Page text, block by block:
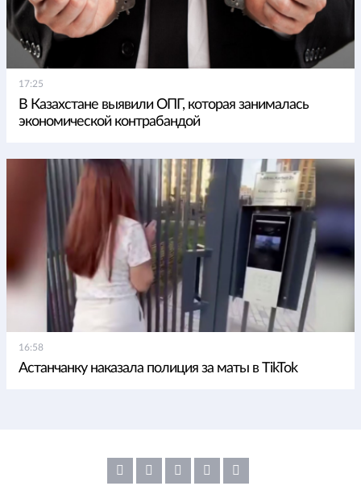
17:25
В Казахстане выявили ОПГ, которая занималась
экономической контрабандой
16:58
Астанчанку наказала полиция за маты в TikTok